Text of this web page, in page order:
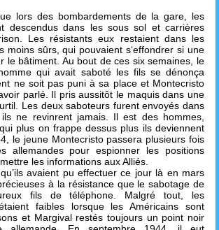
lors des bombardements de la gare, les
descendus dans les sous sol et carrières
Les résistants eux restaient dans les
moins sûrs, qui pouvaient s‘effondrer si une
le bâtiment. Au bout de ces six semaines, le
qui avait saboté les fils se dénonça
ne soit pas puni à sa place et Montecristo
parlé. Il pris aussitôt le maquis dans une
Les deux saboteurs furent envoyés dans
ils ne revinrent jamais. Il est des hommes,
plus on frappe dessus plus ils deviennent
le jeune Montecristo passera plusieurs fois
allemandes pour espionner les positions
les informations aux Alliés.
avaient pu effectuer ce jour là en mars
à la résistance que le sabotage de
fils de téléphone. Malgré tout, les
faibles lorsque les Américains sont
et Margival restés toujours un point noir